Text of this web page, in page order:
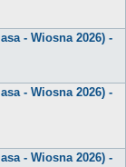
- Wiosna 2026) -
- Wiosna 2026) -
- Wiosna 2026) -